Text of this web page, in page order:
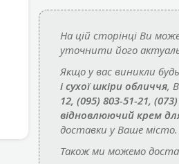
На цій сторінці Ви
уточнити його
Якщо у вас виникли
і сухої шкіри обличчя,
12, (095) 803-51-21,
відновлюючий крем
доставки у Ваше місто.
Також ми можемо